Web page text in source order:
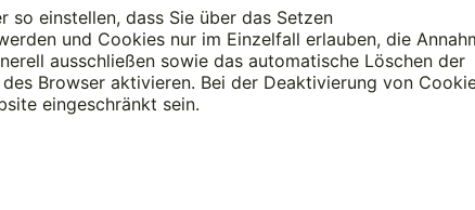
so einstellen, dass Sie über das Setzen
und Cookies nur im Einzelfall erlauben, die
ausschließen sowie das automatische Löschen der
Browser aktivieren. Bei der Deaktivierung von
eingeschränkt sein.